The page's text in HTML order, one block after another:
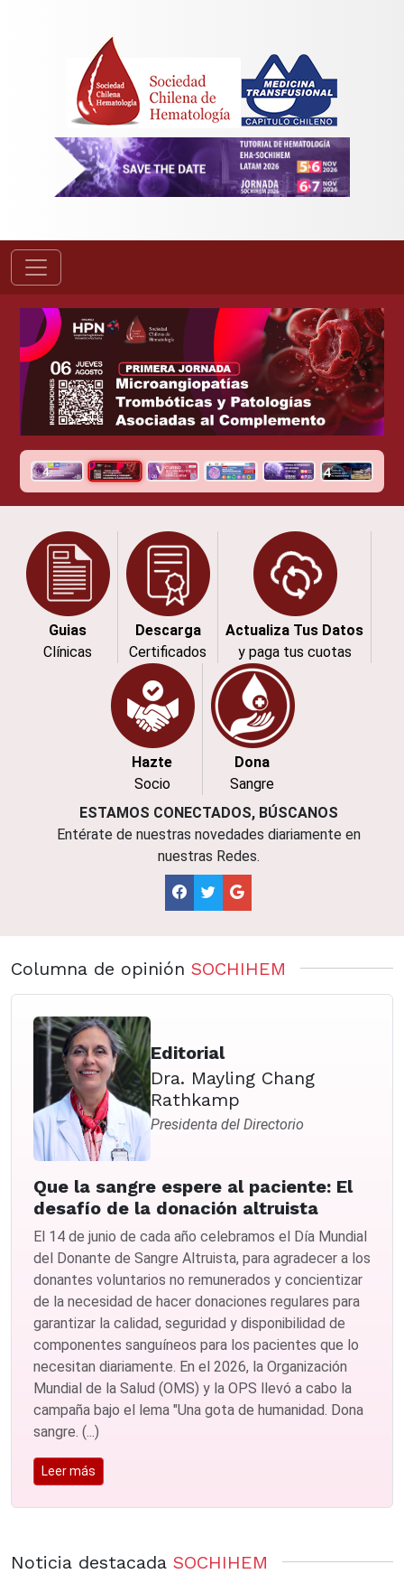
Guias
Clínicas
Descarga
Certificados
Actualiza Tus Datos
y paga tus cuotas
Hazte
Socio
Dona
Sangre
ESTAMOS CONECTADOS, BÚSCANOS
Entérate de nuestras novedades diariamente en
nuestras Redes.
Columna de opinión SOCHIHEM
Editorial
Dra. Mayling Chang
Rathkamp
Presidenta del Directorio
Que la sangre espere al paciente: El
desafío de la donación altruista
El 14 de junio de cada año celebramos el Día Mundial
del Donante de Sangre Altruista, para agradecer a los
donantes voluntarios no remunerados y concientizar
de la necesidad de hacer donaciones regulares para
garantizar la calidad, seguridad y disponibilidad de
componentes sanguíneos para los pacientes que lo
necesitan diariamente. En el 2026, la Organización
Mundial de la Salud (OMS) y la OPS llevó a cabo la
campaña bajo el lema "Una gota de humanidad. Dona
sangre. (...)
Leer más
Noticia destacada SOCHIHEM